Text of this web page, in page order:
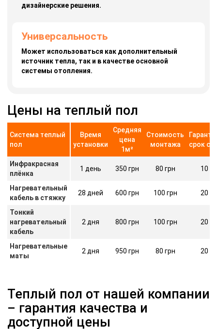
дизайнерские решения.
Универсальность
Может использоваться как дополнительный
источник тепла, так и в качестве основной
системы отопления.
Цены на теплый пол
Система теплый
пол
Время
установки
Средняя
цена
1м²
Стоимость
монтажа
срок
Инфракрасная
плёнка
1 день 350 грн 80 грн 10
Нагревательный
кабель в стяжку
28 дней 600 грн 100 грн 20
Тонкий
нагревательный
кабель
2 дня 800 грн 100 грн 20
Нагревательные
маты
2 дня 950 грн 80 грн 20
Теплый пол от нашей компании
– гарантия качества и
доступной цены